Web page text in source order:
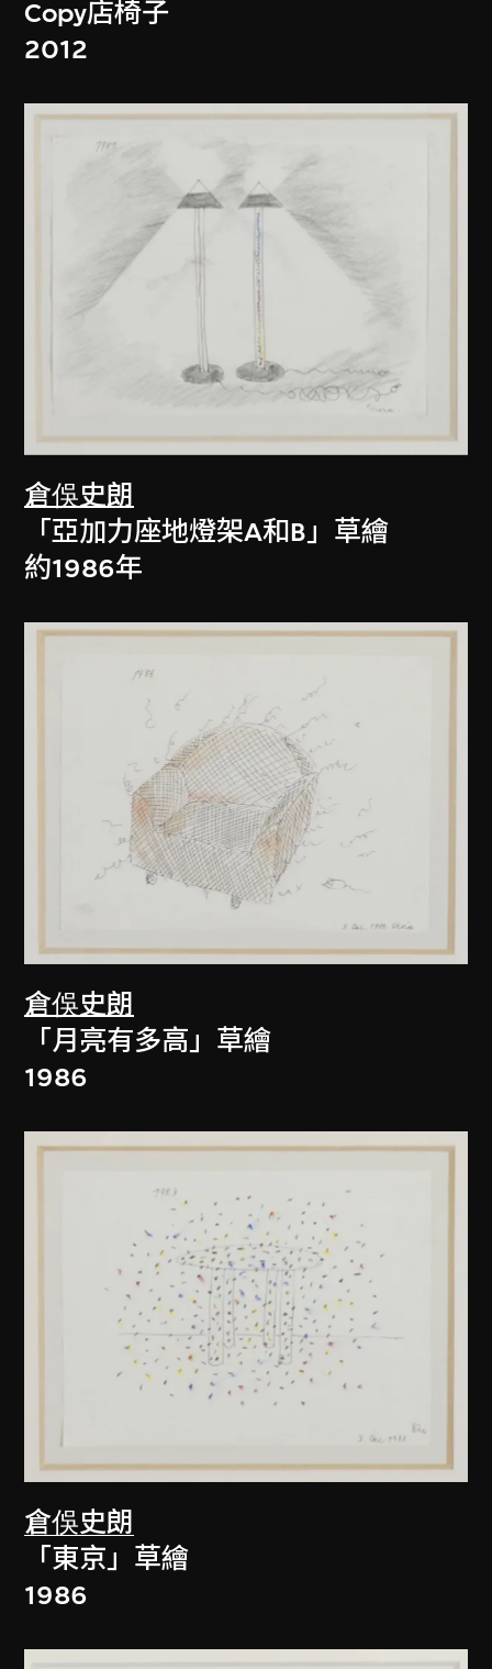
Copy店椅子
2012
倉俁史朗
「亞加力座地燈架A和B」草繪
約1986年
倉俁史朗
「月亮有多高」草繪
1986
倉俁史朗
「東京」草繪
1986